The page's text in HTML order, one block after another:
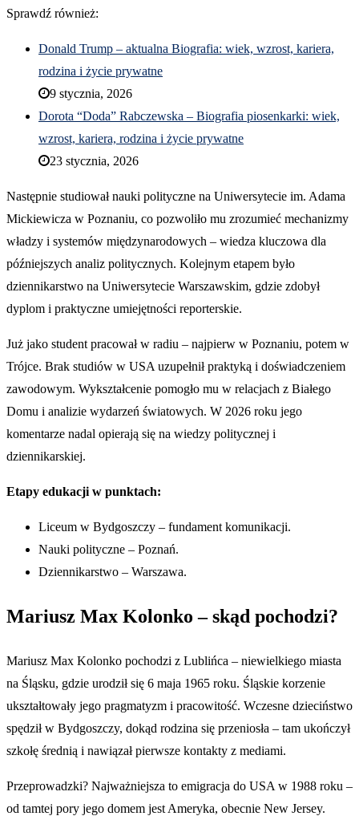
Sprawdź również:
Donald Trump – aktualna Biografia: wiek, wzrost, kariera,
rodzina i życie prywatne
9 stycznia, 2026
Dorota “Doda” Rabczewska – Biografia piosenkarki: wiek,
wzrost, kariera, rodzina i życie prywatne
23 stycznia, 2026
Następnie studiował nauki polityczne na Uniwersytecie im. Adama
Mickiewicza w Poznaniu, co pozwoliło mu zrozumieć mechanizmy
władzy i systemów międzynarodowych – wiedza kluczowa dla
późniejszych analiz politycznych. Kolejnym etapem było
dziennikarstwo na Uniwersytecie Warszawskim, gdzie zdobył
dyplom i praktyczne umiejętności reporterskie.
Już jako student pracował w radiu – najpierw w Poznaniu, potem w
Trójce. Brak studiów w USA uzupełnił praktyką i doświadczeniem
zawodowym. Wykształcenie pomogło mu w relacjach z Białego
Domu i analizie wydarzeń światowych. W 2026 roku jego
komentarze nadal opierają się na wiedzy politycznej i
dziennikarskiej.
Etapy edukacji w punktach:
Liceum w Bydgoszczy – fundament komunikacji.
Nauki polityczne – Poznań.
Dziennikarstwo – Warszawa.
Mariusz Max Kolonko – skąd pochodzi?
Mariusz Max Kolonko pochodzi z Lublińca – niewielkiego miasta
na Śląsku, gdzie urodził się 6 maja 1965 roku. Śląskie korzenie
ukształtowały jego pragmatyzm i pracowitość. Wczesne dzieciństwo
spędził w Bydgoszczy, dokąd rodzina się przeniosła – tam ukończył
szkołę średnią i nawiązał pierwsze kontakty z mediami.
Przeprowadzki? Najważniejsza to emigracja do USA w 1988 roku –
od tamtej pory jego domem jest Ameryka, obecnie New Jersey.